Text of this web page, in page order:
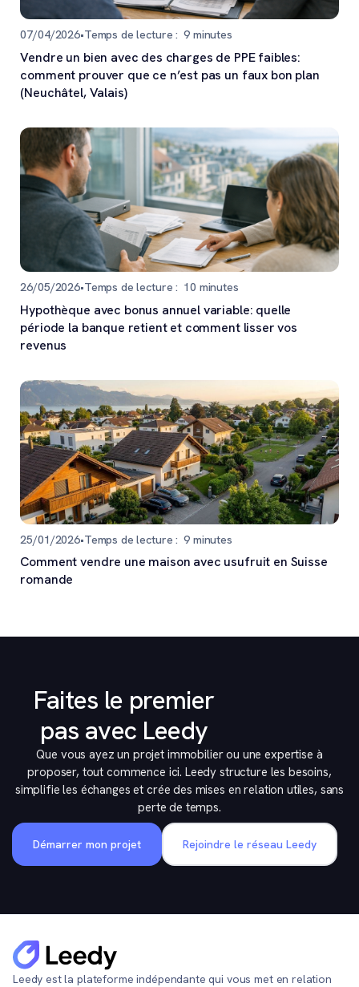
07/04/2026•Temps de lecture : 9minutes
Vendre un bien avec des charges de PPE faibles:
comment prouver que ce n’est pas un faux bon plan
(Neuchâtel, Valais)
26/05/2026•Temps de lecture : 10 minutes
Hypothèque avec bonus annuel variable: quelle
période la banque retient et comment lisser vos
revenus
25/01/2026•Temps de lecture : 9minutes
Comment vendre une maison avec usufruit en Suisse
romande
Faites le premier
pas avec Leedy
Que vous ayez un projet immobilier ou une expertise à
proposer, tout commence ici. Leedy structure les besoins,
simplifie les échanges et crée des mises en relation utiles, sans
perte de temps.
Démarrer mon projet Rejoindre le réseau Leedy
Leedy est la plateforme indépendante qui vous met en relation